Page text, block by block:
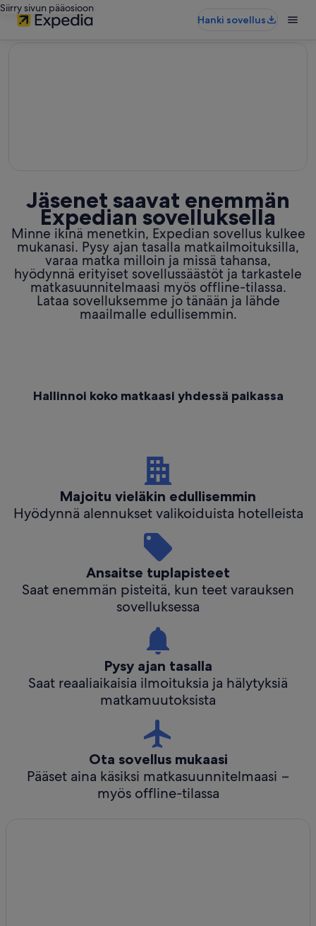
Siirry sivun pääosioon
Hanki sovellus
Jäsenet saavat enemmän
Expedian sovelluksella
Minne ikinä menetkin, Expedian sovellus kulkee
mukanasi. Pysy ajan tasalla matkailmoituksilla,
varaa matka milloin ja missä tahansa,
hyödynnä erityiset sovellussäästöt ja tarkastele
matkasuunnitelmaasi myös offline-tilassa.
Lataa sovelluksemme jo tänään ja lähde
maailmalle edullisemmin.
Hallinnoi koko matkaasi yhdessä paikassa
Majoitu vieläkin edullisemmin
Hyödynnä alennukset valikoiduista hotelleista
Ansaitse tuplapisteet
Saat enemmän pisteitä, kun teet varauksen
sovelluksessa
Pysy ajan tasalla
Saat reaaliaikaisia ilmoituksia ja hälytyksiä
matkamuutoksista
Ota sovellus mukaasi
Pääset aina käsiksi matkasuunnitelmaasi −
myös offline-tilassa